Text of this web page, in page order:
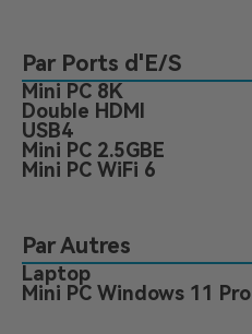
Par Ports d'E/S
Mini PC 8K
Double HDMI
USB4
Mini PC 2.5GBE
Mini PC WiFi 6
Par Autres
Laptop
Mini PC Windows 11 Pro